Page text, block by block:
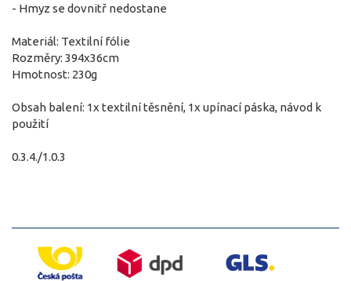
- Hmyz se dovnitř nedostane
Materiál: Textilní fólie
Rozměry: 394x36cm
Hmotnost: 230g
Obsah balení: 1x textilní těsnění, 1x upínací páska, návod k
použití
0.3.4./1.0.3